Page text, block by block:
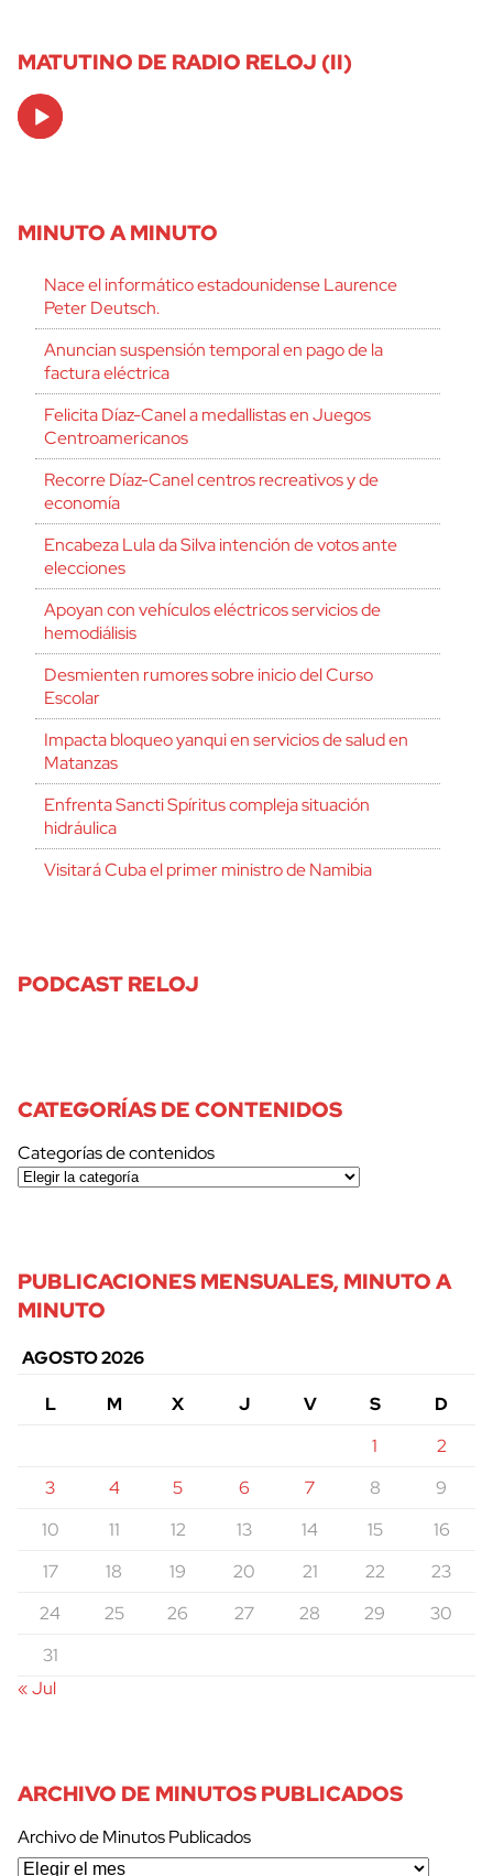
MATUTINO DE RADIO RELOJ (II)
Audio
Player
MINUTO A MINUTO
Nace el informático estadounidense Laurence
Peter Deutsch.
Anuncian suspensión temporal en pago de la
factura eléctrica
Felicita Díaz-Canel a medallistas en Juegos
Centroamericanos
Recorre Díaz-Canel centros recreativos y de
economía
Encabeza Lula da Silva intención de votos ante
elecciones
Apoyan con vehículos eléctricos servicios de
hemodiálisis
Desmienten rumores sobre inicio del Curso
Escolar
Impacta bloqueo yanqui en servicios de salud en
Matanzas
Enfrenta Sancti Spíritus compleja situación
hidráulica
Visitará Cuba el primer ministro de Namibia
PODCAST RELOJ
CATEGORÍAS DE CONTENIDOS
Categorías de contenidos
PUBLICACIONES MENSUALES, MINUTO A
MINUTO
AGOSTO 2026
L
M X J V S
D
1
2
3
4 5 6 7 8
9
10
11 12 13 14 15
16
17
18 19 20 21 22
23
24
25 26 27 28 29
30
31
« Jul
ARCHIVO DE MINUTOS PUBLICADOS
Archivo de Minutos Publicados